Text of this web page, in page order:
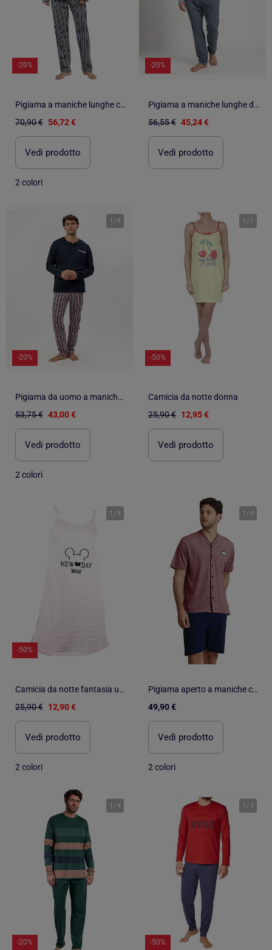
-20%
Pigiama a maniche lunghe con punta aperta da uomo ANTONIO MIRO
70,90 € 56,72 €
Vedi prodotto
2 colori
-20%
Pigiama a maniche lunghe da uomo ANTONIO MIRO Checkin
56,55 € 45,24 €
Vedi prodotto
1 /4
-20%
Pigiama da uomo a maniche lunghe ADMAS CLASSIC
53,75 € 43,00 €
Vedi prodotto
2 colori
1 / 1
-50%
Camicia da notte donna
25,90 € 12,95 €
Vedi prodotto
1 /4
-50%
Camicia da notte fantasia umoristica
25,90 € 12,90 €
Vedi prodotto
2 colori
1 /4
Pigiama aperto a maniche corte da uomo ANTONIO MIRO Sailing
49,90 €
Vedi prodotto
2 colori
1 /4
-20%
1 / 3
-50%